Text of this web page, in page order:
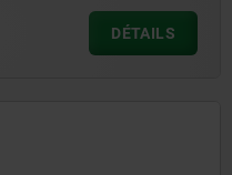
DÉTAILS